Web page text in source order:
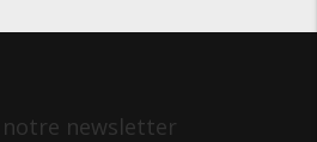
notre newsletter